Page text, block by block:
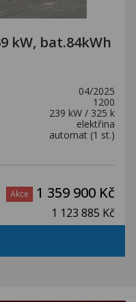
kW, bat.84kWh
04/2025
1200
239 kW / 325 k
elektřina
automat (1 st.)
Akce 1 359 900 Kč
1 123 885 Kč